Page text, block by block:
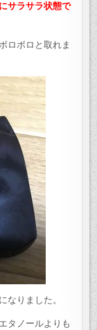
サラサラ状態で
ロボロと取れま
なりました。
タノールよりも